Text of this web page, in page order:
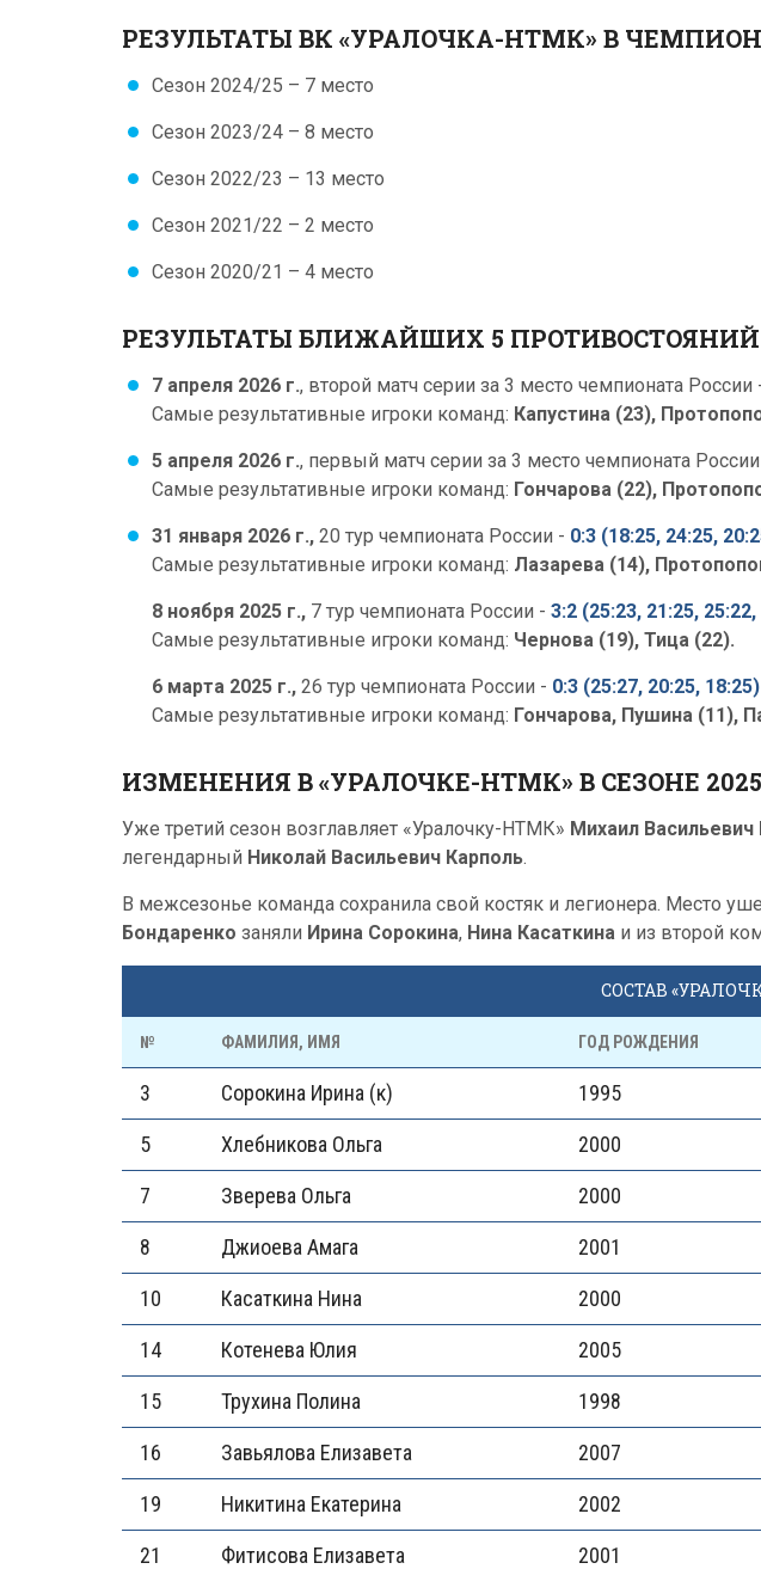
РЕЗУЛЬТАТЫ ВК «УРАЛОЧКА-НТМК» В
Сезон 2024/25 – 7 место
Сезон 2023/24 – 8 место
Сезон 2022/23 – 13 место
Сезон 2021/22 – 2 место
Сезон 2020/21 – 4 место
РЕЗУЛЬТАТЫ БЛИЖАЙШИХ 5
7 апреля 2026 г., второй матч серии за 3 место чемпионата России
Самые результативные игроки команд: Капустина (23),
5 апреля 2026 г., первый матч серии за 3 место чемпионата
Самые результативные игроки команд: Гончарова (22),
31 января 2026 г., 20 тур чемпионата России - 0:3 (18:25, 24:25,
Самые результативные игроки команд: Лазарева (14),
8 ноября 2025 г., 7 тур чемпионата России - 3:2 (25:23, 21:25,
Самые результативные игроки команд: Чернова (19), Тица (22).
6 марта 2025 г., 26 тур чемпионата России - 0:3 (25:27, 20:25, 18:25)
Самые результативные игроки команд: Гончарова, Пушина (11),
ИЗМЕНЕНИЯ В «УРАЛОЧКЕ-НТМК» В СЕЗОНЕ
Уже третий сезон возглавляет «Уралочку-НТМК» Михаил Васильевич
легендарный Николай Васильевич Карполь.
В межсезонье команда сохранила свой костяк и легионера. Место
Бондаренко заняли Ирина Сорокина, Нина Касаткина и из второй
СОСТАВ
№ ФАМИЛИЯ, ИМЯ ГОД РОЖДЕНИЯ
3 Сорокина Ирина (к) 1995
5 Хлебникова Ольга 2000
7 Зверева Ольга 2000
8 Джиоева Амага 2001
10 Касаткина Нина 2000
14 Котенева Юлия 2005
15 Трухина Полина 1998
16 Завьялова Елизавета 2007
19 Никитина Екатерина 2002
21 Фитисова Елизавета 2001